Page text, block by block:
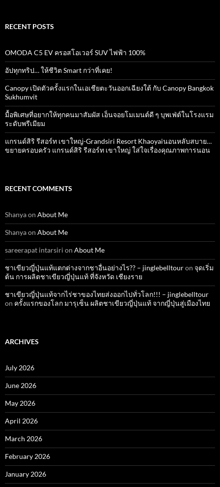
RECENT POSTS
OMODA C5 EV ครอสโอเวอร์ SUV ไฟฟ้า 100%
อัปทุกทริป… ให้ชีวิต Smart กว่าที่เคย!
Canopy เปิดตัวครั้งแรกในเอเชียตะวันออกเฉียงใต้ กับ Canopy Bangkok
Sukhumvit
มื้อพิเศษที่อยากให้ทุกคนมาสัมผัส เอ็นจอยโมเมนต์ดี ๆ บุพเฟ่ต์ในโรงแรม
ระดับพรีเมียม
แกรนด์สิริ​ รีสอร์ท​ เขาใหญ่​-Grandsiri​ Resort​ Khaoyaiนอนหลับสบาย…
ขยายครอบครัว แกรนด์สิริ รีสอร์ท เขาใหญ่ ใส่ใจเรื่องคุณภาพการนอน
RECENT COMMENTS
Shanyaon About Me
Shanyaon About Me
sareerapat intarsiri on About Me
ชาเขียวญี่ปุ่นแท้แตกต่างจากชาอื่นอย่างไร?? – jinglebelltouron จุดเริ่ม
ต้น การผลิตชาเขียวญี่ปุ่นแท้ ที่จังหวัด เชียงราย
ชาเขียวญี่ปุ่นแท้จากไร่ชาของไทยส่งออกไปทั่วโลก!!! – jinglebelltour
on ครั้งแรกของโลก มารุเซ็น ผลิตชาเขียวญี่ปุ่นแท้ จากญี่ปุ่นสู่เมืองไทย
ARCHIVES
July 2026
June 2026
May 2026
April 2026
March 2026
February 2026
January 2026